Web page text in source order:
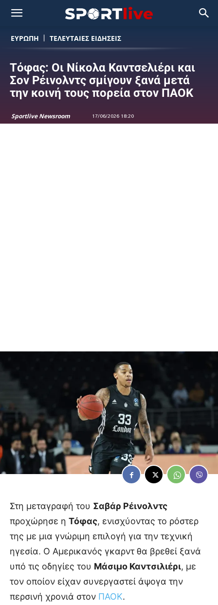
ΕΥΡΩΠΗ ΤΕΛΕΥΤΑΙΕΣ ΕΙΔΗΣΕΙΣ
Τόφας: Οι Νίκολα Καντσελιέρι και
Σον Ρέινολντς σμίγουν ξανά μετά
την κοινή τους πορεία στον ΠΑΟΚ
Sportlive Newsroom 17/06/2026 18:20
Στη μεταγραφή του Σαβάρ Ρέινολντς
προχώρησε η Τόφας, ενισχύοντας το ρόστερ
της με μια γνώριμη επιλογή για την τεχνική
ηγεσία. Ο Αμερικανός γκαρντ θα βρεθεί ξανά
υπό τις οδηγίες του Μάσιμο Καντσιλιέρι, με
τον οποίον είχαν συνεργαστεί άψογα την
περσινή χρονιά στον ΠΑΟΚ.